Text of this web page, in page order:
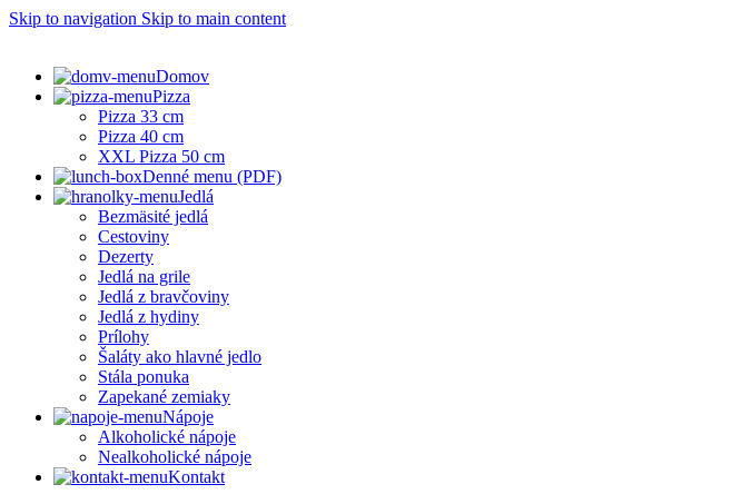
Skip to navigation Skip to main content
Domov
Pizza
Pizza 33 cm
Pizza 40 cm
XXL Pizza 50 cm
Denné menu (PDF)
Jedlá
Bezmäsité jedlá
Cestoviny
Dezerty
Jedlá na grile
Jedlá z bravčoviny
Jedlá z hydiny
Prílohy
Šaláty ako hlavné jedlo
Stála ponuka
Zapekané zemiaky
Nápoje
Alkoholické nápoje
Nealkoholické nápoje
Kontakt